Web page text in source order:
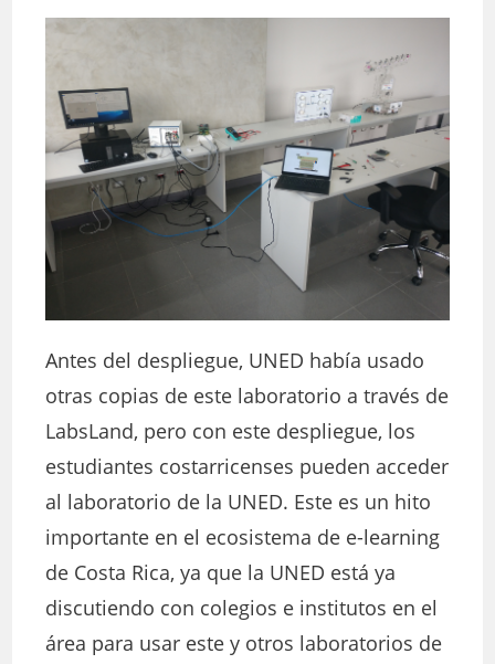
Antes del despliegue, UNED había usado
otras copias de este laboratorio a través de
LabsLand, pero con este despliegue, los
estudiantes costarricenses pueden acceder
al laboratorio de la UNED. Este es un hito
importante en el ecosistema de e-learning
de Costa Rica, ya que la UNED está ya
discutiendo con colegios e institutos en el
área para usar este y otros laboratorios de